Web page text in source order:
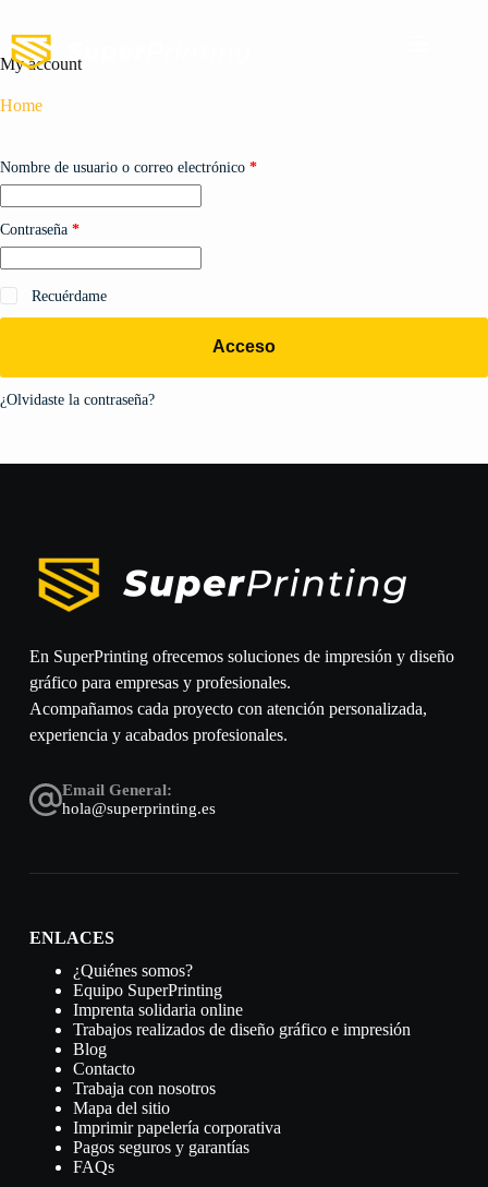
My account
Home
Nombre de usuario o correo electrónico *
Contraseña *
Recuérdame
Acceso
¿Olvidaste la contraseña?
En SuperPrinting ofrecemos soluciones de impresión y diseño
gráfico para empresas y profesionales.
Acompañamos cada proyecto con atención personalizada,
experiencia y acabados profesionales.
Email General:
hola@superprinting.es
ENLACES
¿Quiénes somos?
Equipo SuperPrinting
Imprenta solidaria online
Trabajos realizados de diseño gráfico e impresión
Blog
Contacto
Trabaja con nosotros
Mapa del sitio
Imprimir papelería corporativa
Pagos seguros y garantías
FAQs